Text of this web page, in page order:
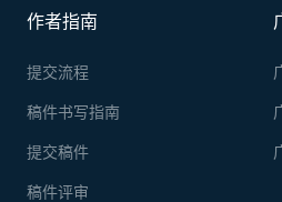
作者指南
提交流程
稿件书写指南
提交稿件
稿件评审